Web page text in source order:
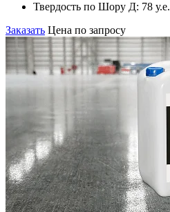
Твердость по Шору Д: 78 у.е.
Заказать Цена по запросу